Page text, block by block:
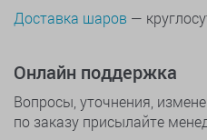
Доставка шаров —
Онлайн поддержка
Вопросы, уточнения,
по заказу присылайте